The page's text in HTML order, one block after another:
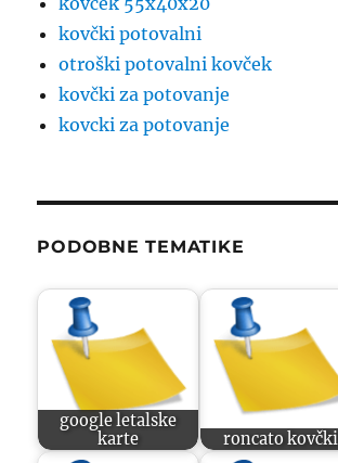
kovčki potovalni
otroški potovalni kovček
kovčki za potovanje
kovcki za potovanje
PODOBNE TEMATIKE
google letalske
karte
roncato kovčki